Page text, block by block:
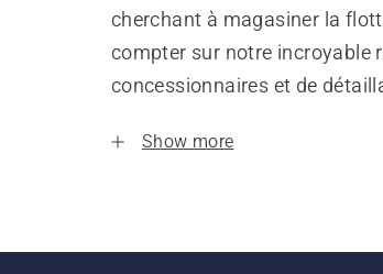
cherchant à magasiner la
compter sur notre incroyable
concessionnaires et de
Show more